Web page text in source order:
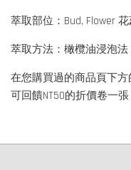
萃取部位：Bud, Flower
萃取方法：橄欖油浸泡法
在您購買過的商品頁下
可回饋NT50的折價卷一